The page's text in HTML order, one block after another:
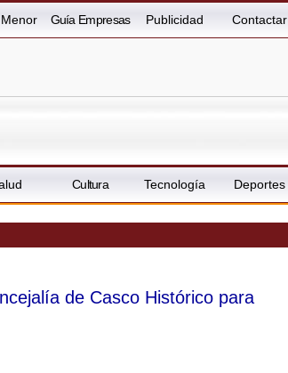
Guía Empresas Publicidad Contactar
Cultura Tecnología Deportes
de Casco Histórico para